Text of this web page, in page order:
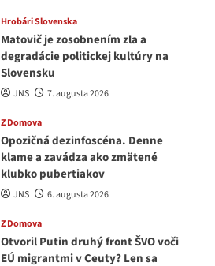
Hrobári Slovenska
Matovič je zosobnením zla a
degradácie politickej kultúry na
Slovensku
JNS 7. augusta 2026
Z Domova
Opozičná dezinfoscéna. Denne
klame a zavádza ako zmätené
klubko pubertiakov
JNS 6. augusta 2026
Z Domova
Otvoril Putin druhý front ŠVO voči
EÚ migrantmi v Ceuty? Len sa